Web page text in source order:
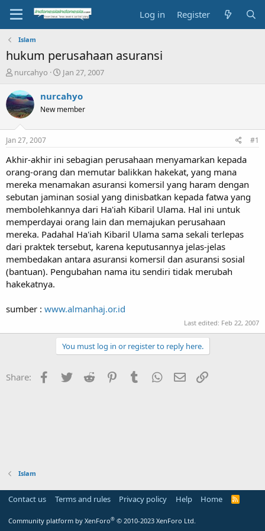
Log in Register
Islam
hukum perusahaan asuransi
T
r
e
a
t
a
t
e
r
nurcahyo
S
a
t
e
Jan 27, 2007
nurcahyo
New member
Jan 27, 2007 #1
Akhir-akhir ini sebagian perusahaan menyamarkan kepada
orang-orang dan memutar balikkan hakekat, yang mana
mereka menamakan asuransi komersil yang haram dengan
sebutan jaminan sosial yang dinisbatkan kepada fatwa yang
membolehkannya dari Ha'iah Kibaril Ulama. Hal ini untuk
memperdayai orang lain dan memajukan perusahaan
mereka. Padahal Ha'iah Kibaril Ulama sama sekali terlepas
dari praktek tersebut, karena keputusannya jelas-jelas
membedakan antara asuransi komersil dan asuransi sosial
(bantuan). Pengubahan nama itu sendiri tidak merubah
hakekatnya.
sumber : www.almanhaj.or.id
Last edited: Feb 22, 2007
You must log in or register to reply here.
Share: Facebook
Twitter Reddit PinterestTumblr WhatsApp
Email
Islam
Contact us Terms and rules Privacy policy Help Home
R
Community platform by XenForo® © 2010-2023 XenForo Ltd.